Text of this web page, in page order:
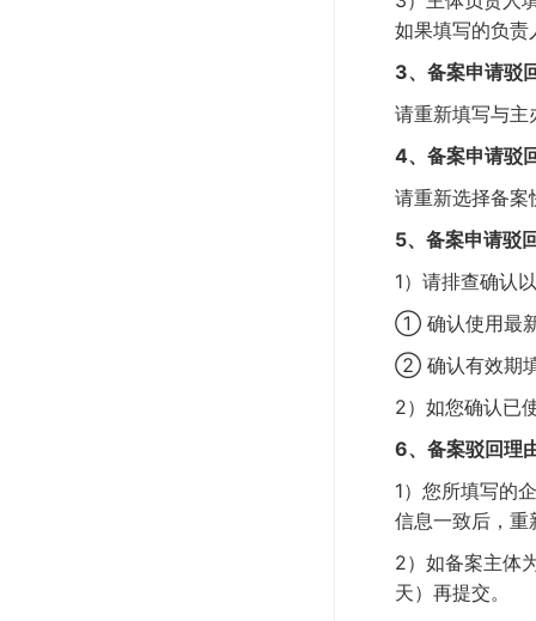
如果填写的负责
3、备案申请驳
请重新填写与主
4、备案申请驳
请重新选择备案
5、备案申请驳
1）请排查确认
① 确认使用最
② 确认有效期
2）如您确认已
6、备案驳回理
1）您所填写的
信息一致后，重
2）如备案主体
天）再提交。